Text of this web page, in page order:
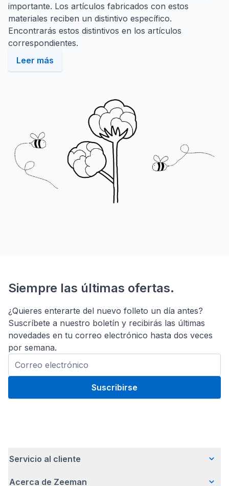
importante. Los artículos fabricados con estos
materiales reciben un distintivo específico.
Encontrarás estos distintivos en los artículos
correspondientes.
Leer más
Siempre las últimas ofertas.
¿Quieres enterarte del nuevo folleto un día antes?
Suscríbete a nuestro boletín y recibirás las últimas
novedades en tu correo electrónico hasta dos veces
por semana.
Suscribirse
Servicio al cliente
Acerca de Zeeman